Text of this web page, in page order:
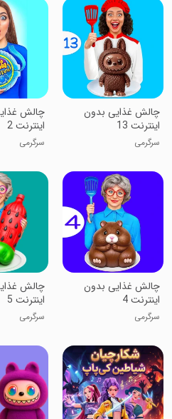
‏‏چالش غذایی بدون
اینترنت 13
سرگرمی
‏‏چالش
اینترنت 2
سرگرمی
‏‏‏‏‏‏چالش غذایی بدون
اینترنت 4
سرگرمی
‏‏‏‏چالش
اینترنت 5
سرگرمی